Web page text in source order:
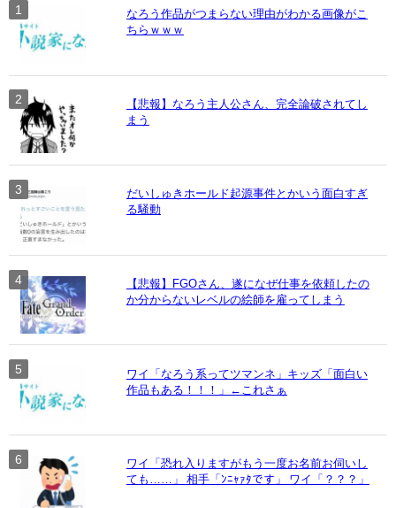
なろう作品がつまらない理由がわかる画像がこ
ちらｗｗｗ
【悲報】なろう主人公さん、完全論破されてし
まう
だいしゅきホールド起源事件とかいう面白すぎ
る騒動
【悲報】FGOさん、遂になぜ仕事を依頼したの
か分からないレベルの絵師を雇ってしまう
ワイ「なろう系ってツマンネ」キッズ「面白い
作品もある！！！」←これさぁ
ワイ「恐れ入りますがもう一度お名前お伺いし
ても……」 相手「ﾝﾆｬｧﾀです」 ワイ「？？？」